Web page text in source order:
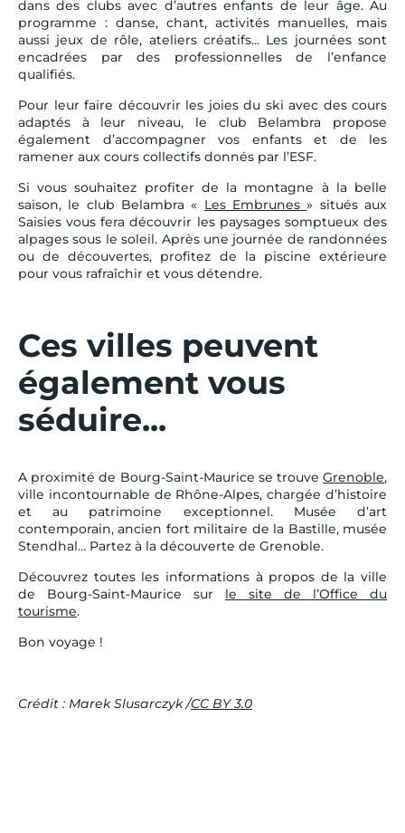
dans des clubs avec d’autres enfants de leur âge. Au
programme : danse, chant, activités manuelles, mais
aussi jeux de rôle, ateliers créatifs... Les journées sont
encadrées par des professionnelles de l’enfance
qualifiés.
Pour leur faire découvrir les joies du ski avec des cours
adaptés à leur niveau, le club Belambra propose
également d’accompagner vos enfants et de les
ramener aux cours collectifs donnés par l’ESF.
Si vous souhaitez profiter de la montagne à la belle
saison, le club Belambra « Les Embrunes» situés aux
Saisies vous fera découvrir les paysages somptueux des
alpages sous le soleil. Après une journée de randonnées
ou de découvertes, profitez de la piscine extérieure
pour vous rafraîchir et vous détendre.
Ces villes peuvent
également vous
séduire...
A proximité de Bourg-Saint-Maurice se trouve Grenoble,
ville incontournable de Rhône-Alpes, chargée d’histoire
et au patrimoine exceptionnel. Musée d’art
contemporain, ancien fort militaire de la Bastille, musée
Stendhal… Partez à la découverte de Grenoble.
Découvrez toutes les informations à propos de la ville
de Bourg-Saint-Maurice sur le site de l’Office du
tourisme.
Bon voyage !
Crédit : Marek Slusarczyk /CC BY 3.0